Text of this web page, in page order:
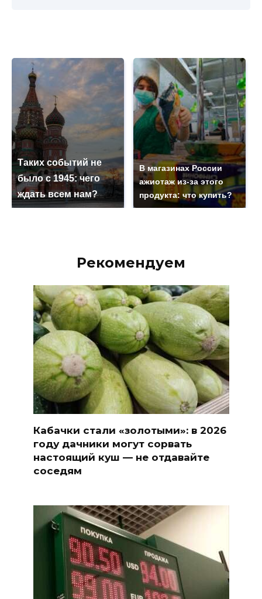
Таких событий не
было с 1945: чего
ждать всем нам?
В магазинах России
ажиотаж из-за этого
продукта: что купить?
Рекомендуем
Кабачки стали «золотыми»: в 2026
году дачники могут сорвать
настоящий куш — не отдавайте
соседям